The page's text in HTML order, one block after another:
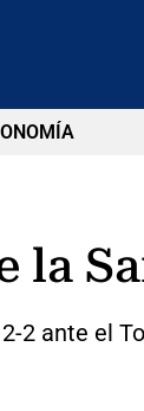
la
2 ante el